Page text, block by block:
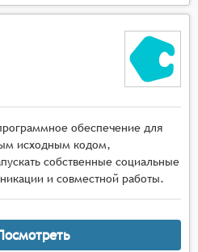
обеспечение для
исходным кодом,
собственные социальные
и совместной работы.